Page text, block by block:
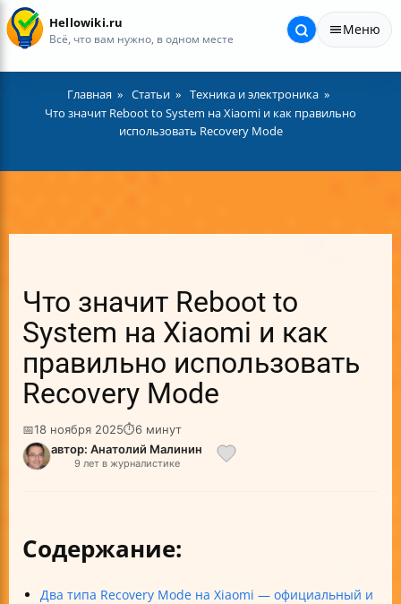
Hellowiki.ru
Всё, что вам нужно, в одном месте
Меню
Главная Статьи
Техника и электроника
Что значит Reboot to System на Xiaomi и как правильно
использовать Recovery Mode
Что значит Reboot to
System на Xiaomi и как
правильно использовать
Recovery Mode
📅18 ноября 2025⏱6 минут
автор: Анатолий Малинин
9 лет в журналистике
Содержание:
Два типа Recovery Mode на Xiaomi — официальный и